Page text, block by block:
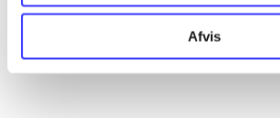
Afvis